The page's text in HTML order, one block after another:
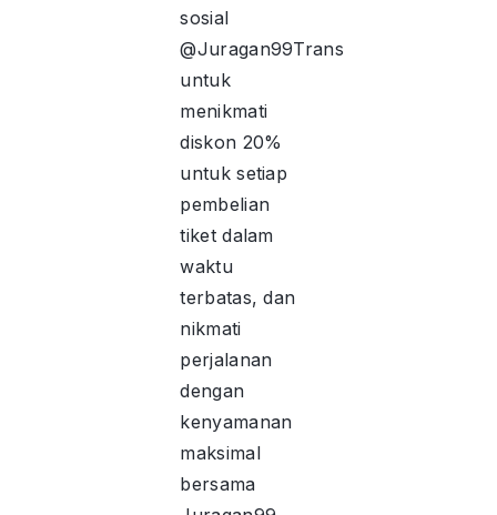
sosial
@Juragan99Trans
untuk
menikmati
diskon 20%
untuk setiap
pembelian
tiket dalam
waktu
terbatas, dan
nikmati
perjalanan
dengan
kenyamanan
maksimal
bersama